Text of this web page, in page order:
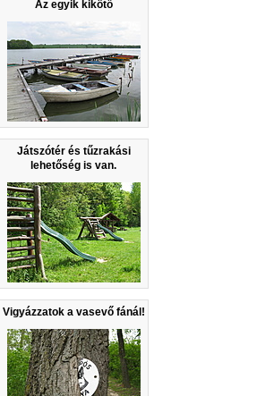
Az egyik kikötő
Játszótér és tűzrakási
lehetőség is van.
Vigyázzatok a vasevő fánál!